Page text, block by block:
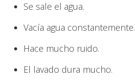
Se sale el agua.
Vacía agua constantemente.
Hace mucho ruido.
El lavado dura mucho.